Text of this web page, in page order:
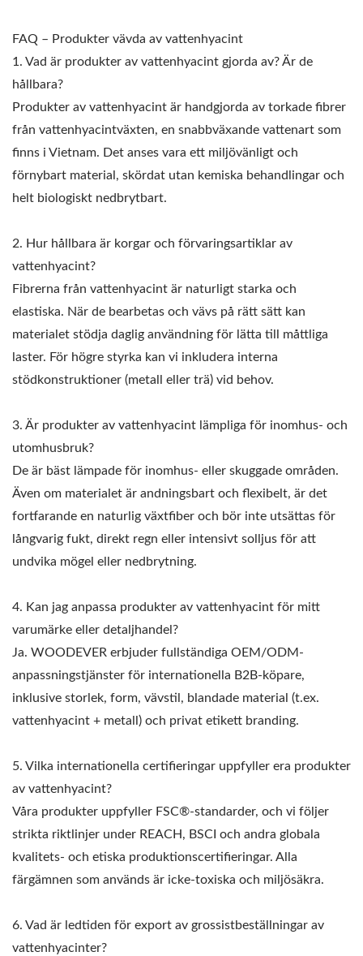
FAQ – Produkter vävda av vattenhyacint
1. Vad är produkter av vattenhyacint gjorda av? Är de
hållbara?
Produkter av vattenhyacint är handgjorda av torkade fibrer
från vattenhyacintväxten, en snabbväxande vattenart som
finns i Vietnam. Det anses vara ett miljövänligt och
förnybart material, skördat utan kemiska behandlingar och
helt biologiskt nedbrytbart.
2. Hur hållbara är korgar och förvaringsartiklar av
vattenhyacint?
Fibrerna från vattenhyacint är naturligt starka och
elastiska. När de bearbetas och vävs på rätt sätt kan
materialet stödja daglig användning för lätta till måttliga
laster. För högre styrka kan vi inkludera interna
stödkonstruktioner (metall eller trä) vid behov.
3. Är produkter av vattenhyacint lämpliga för inomhus- och
utomhusbruk?
De är bäst lämpade för inomhus- eller skuggade områden.
Även om materialet är andningsbart och flexibelt, är det
fortfarande en naturlig växtfiber och bör inte utsättas för
långvarig fukt, direkt regn eller intensivt solljus för att
undvika mögel eller nedbrytning.
4. Kan jag anpassa produkter av vattenhyacint för mitt
varumärke eller detaljhandel?
Ja. WOODEVER erbjuder fullständiga OEM/ODM-
anpassningstjänster för internationella B2B-köpare,
inklusive storlek, form, vävstil, blandade material (t.ex.
vattenhyacint + metall) och privat etikett branding.
5. Vilka internationella certifieringar uppfyller era produkter
av vattenhyacint?
Våra produkter uppfyller FSC®-standarder, och vi följer
strikta riktlinjer under REACH, BSCI och andra globala
kvalitets- och etiska produktionscertifieringar. Alla
färgämnen som används är icke-toxiska och miljösäkra.
6. Vad är ledtiden för export av grossistbeställningar av
vattenhyacinter?